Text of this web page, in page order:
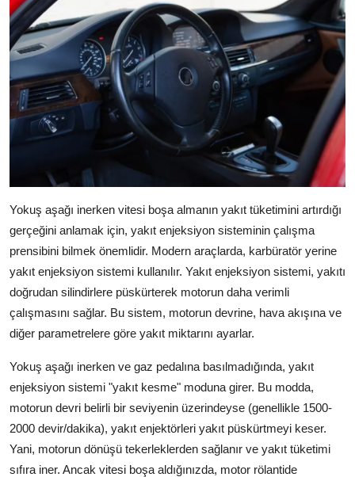
Yokuş aşağı inerken vitesi boşa almanın yakıt tüketimini artırdığı
gerçeğini anlamak için, yakıt enjeksiyon sisteminin çalışma
prensibini bilmek önemlidir. Modern araçlarda, karbüratör yerine
yakıt enjeksiyon sistemi kullanılır. Yakıt enjeksiyon sistemi, yakıtı
doğrudan silindirlere püskürterek motorun daha verimli
çalışmasını sağlar. Bu sistem, motorun devrine, hava akışına ve
diğer parametrelere göre yakıt miktarını ayarlar.
Yokuş aşağı inerken ve gaz pedalına basılmadığında, yakıt
enjeksiyon sistemi "yakıt kesme" moduna girer. Bu modda,
motorun devri belirli bir seviyenin üzerindeyse (genellikle 1500-
2000 devir/dakika), yakıt enjektörleri yakıt püskürtmeyi keser.
Yani, motorun dönüşü tekerleklerden sağlanır ve yakıt tüketimi
sıfıra iner. Ancak vitesi boşa aldığınızda, motor rölantide